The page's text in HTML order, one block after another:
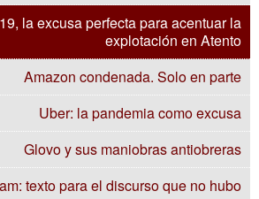
la excusa perfecta para acentuar la
explotación en Atento
Amazon condenada. Solo en parte
Uber: la pandemia como excusa
Glovo y sus maniobras antiobreras
texto para el discurso que no hubo